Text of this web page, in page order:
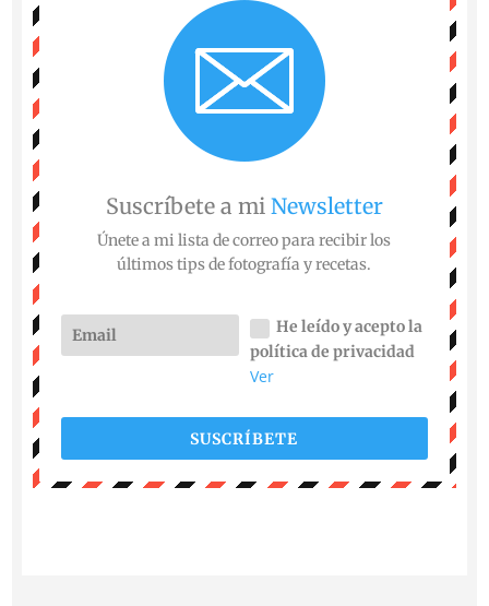
Suscríbete a mi Newsletter
Únete a mi lista de correo para recibir los
últimos tips de fotografía y recetas.
He leído y acepto la
política de privacidad
Ver
SUSCRÍBETE